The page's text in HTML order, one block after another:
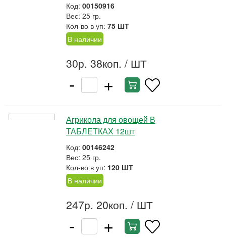
Код: 00150916
Вес: 25 гр.
Кол-во в уп: 75 ШТ
В наличии
30р. 38коп. / ШТ
- +
Агрикола для овощей В
ТАБЛЕТКАХ 12шт
Код: 00146242
Вес: 25 гр.
Кол-во в уп: 120 ШТ
В наличии
247р. 20коп. / ШТ
- +